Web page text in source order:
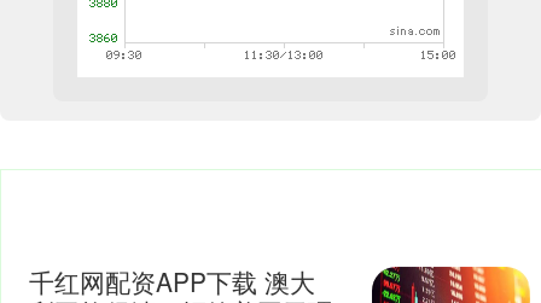
千红网配资APP下载 澳大